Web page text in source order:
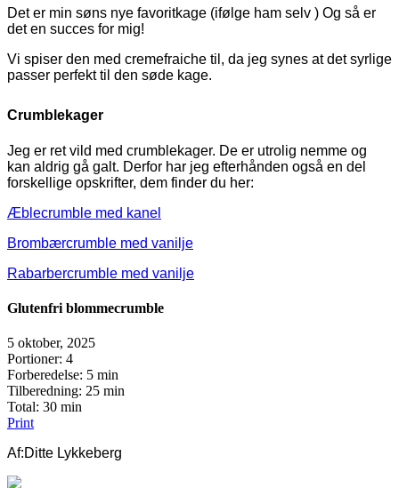
Det er min søns nye favoritkage (ifølge ham selv ) Og så er
det en succes for mig!
Vi spiser den med cremefraiche til, da jeg synes at det syrlige
passer perfekt til den søde kage.
Crumblekager
Jeg er ret vild med crumblekager. De er utrolig nemme og
kan aldrig gå galt. Derfor har jeg efterhånden også en del
forskellige opskrifter, dem finder du her:
Æblecrumble med kanel
Brombærcrumble med vanilje
Rabarbercrumble med vanilje
Glutenfri blommecrumble
5 oktober, 2025
Portioner: 4
Forberedelse: 5 min
Tilberedning: 25 min
Total: 30 min
Print
Af:Ditte Lykkeberg